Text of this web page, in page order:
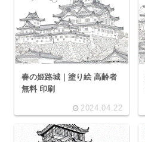
春の姫路城｜塗り絵 高齢者
無料 印刷
2024.04.22